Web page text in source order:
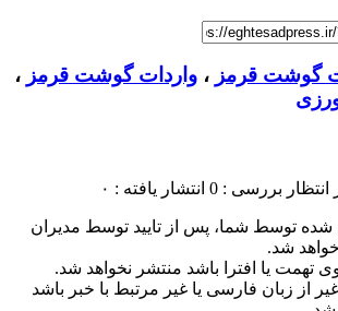
گوشت قرمز ، واردات گوشت قرمز ،
انتظار بررسی : 0 انتشار یافته : ۰
توسط شما، پس از تایید توسط مدیران
شد.
تهمت یا افترا باشد منتشر نخواهد شد.
از زبان فارسی یا غیر مرتبط با خبر باشد